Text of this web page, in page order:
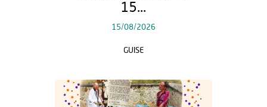
15...
15/08/2026
GUISE